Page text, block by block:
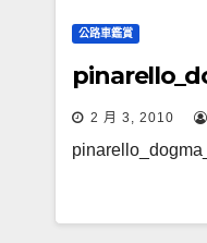
公路車鑑賞
2 月 3, 2010